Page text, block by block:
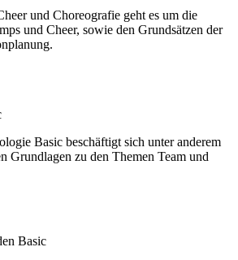
und Choreografie geht es um die
und Cheer, sowie den Grundsätzen der
Basic beschäftigt sich unter anderem
Grundlagen zu den Themen Team und
Basic